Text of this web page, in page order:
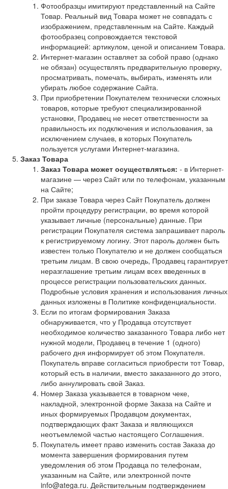
Фотообразцы имитируют представленный на Сайте
Товар. Реальный вид Товара может не совпадать с
изображением, представленным на Сайте. Каждый
фотообразец сопровождается текстовой
информацией: артикулом, ценой и описанием Товара.
Интернет-магазин оставляет за собой право (однако
не обязан) осуществлять предварительную проверку,
просматривать, помечать, выбирать, изменять или
убирать любое содержание Сайта.
При приобретении Покупателем технически сложных
товаров, которые требуют специализированной
установки, Продавец не несет ответственности за
правильность их подключения и использования, за
исключением случаев, в которых Покупатель
пользуется услугами Интернет-магазина.
Заказ Товара
Заказ Товара может осуществляться: - в Интернет-
магазине — через Сайт или по телефонам, указанным
на Сайте;
При заказе Товара через Сайт Покупатель должен
пройти процедуру регистрации, во время которой
указывает личные (персональные) данные. При
регистрации Покупателя система запрашивает пароль
к регистрируемому логину. Этот пароль должен быть
известен только Покупателю и не должен сообщаться
третьим лицам. В свою очередь, Продавец гарантирует
неразглашение третьим лицам всех введенных в
процессе регистрации пользовательских данных.
Подробные условия хранения и использования личных
данных изложены в Политике конфиденциальности.
Если по итогам формирования Заказа
обнаруживается, что у Продавца отсутствует
необходимое количество заказанного Товара либо нет
нужной модели, Продавец в течение 1 (одного)
рабочего дня информирует об этом Покупателя.
Покупатель вправе согласиться приобрести тот Товар,
который есть в наличии, вместо заказанного до этого,
либо аннулировать свой Заказ.
Номер Заказа указывается в товарном чеке,
накладной, электронной форме Заказа на Сайте и
иных формируемых Продавцом документах,
подтверждающих факт Заказа и являющихся
неотъемлемой частью настоящего Соглашения.
Покупатель имеет право изменить состав Заказа до
момента завершения формирования путем
уведомления об этом Продавца по телефонам,
указанным на Сайте, или электронной почте
info@atega.ru. Действительным подтверждением